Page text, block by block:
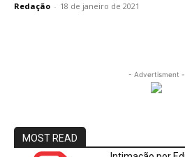
Redação - 18 de janeiro de 2021
- Advertisment -
MOST READ